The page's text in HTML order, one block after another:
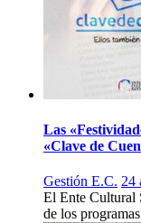
Las
«Clave de
Gestión E.C. 24
El Ente Cultural
de los